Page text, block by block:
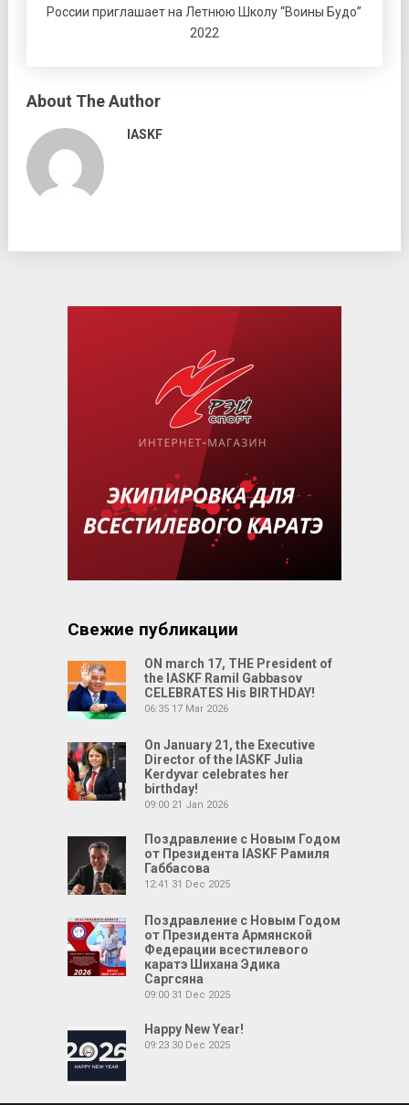
России приглашает на Летнюю Школу “Воины Будо”
2022
About The Author
IASKF
Свежие публикации
ON march 17, THE President of
the IASKF Ramil Gabbasov
CELEBRATES His BIRTHDAY!
06:35 17 Mar 2026
On January 21, the Executive
Director of the IASKF Julia
Kerdyvar celebrates her
birthday!
09:00 21 Jan 2026
Поздравление с Новым Годом
от Президента IASKF Рамиля
Габбасова
12:41 31 Dec 2025
Поздравление с Новым Годом
от Президента Армянской
Федерации всестилевого
каратэ Шихана Эдика
Саргсяна
09:00 31 Dec 2025
Happy New Year!
09:23 30 Dec 2025